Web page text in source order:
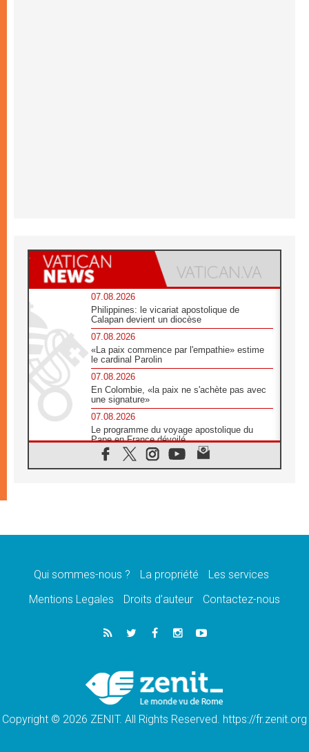
07.08.2026
Philippines: le vicariat apostolique de
Calapan devient un diocèse
07.08.2026
«La paix commence par l'empathie» estime
le cardinal Parolin
07.08.2026
En Colombie, «la paix ne s'achète pas avec
une signature»
07.08.2026
Le programme du voyage apostolique du
Pape en France dévoilé
07.08.2026
1ère Conférence continentale sur l'éducation
07.08.2026
07.08.2026
lancement des «dix jours de prière pour la
06.08.2026
Préparatifs des JMJ 2027 à Séoul: «c'est
Chrétiens et confucéens: respect et sagesse
pour relever les «défis urgents»
Qui sommes-nous ? La propriété
Les services
Mentions Legales
Droits d’auteur Contactez-nous
Copyright © 2026 ZENIT. All Rights Reserved. https://fr.zenit.org